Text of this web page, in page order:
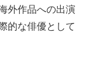
外作品への出演
的な俳優として